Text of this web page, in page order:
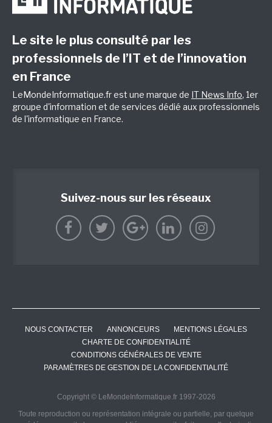
Le site le plus consulté par les
professionnels de l’IT et de l’innovation
en France
LeMondeInformatique.fr est une marque de IT News Info, 1er
groupe d'information et de services dédié aux professionnels
de l'informatique en France.
Suivez-nous sur les réseaux
NOUS CONTACTER ANNONCEURS
MENTIONS LÉGALES
CHARTE DE CONFIDENTIALITÉ
CONDITIONS GÉNÉRALES DE VENTE
PARAMÈTRES DE GESTION DE LA CONFIDENTIALITÉ
Copyright © LeMondeInformatique.fr 1997-2026
Toute reproduction ou représentation intégrale ou partielle, par quelque